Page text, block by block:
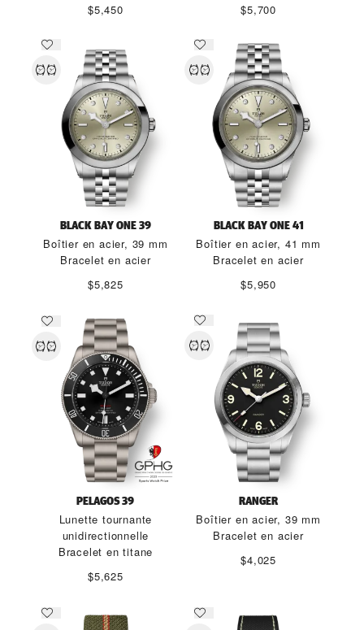
$5,450
$5,700
BLACK BAY ONE 39
Boîtier en acier, 39 mm
Bracelet en acier
$5,825
BLACK BAY ONE 41
Boîtier en acier, 41 mm
Bracelet en acier
$5,950
PELAGOS 39
Lunette tournante
unidirectionnelle
Bracelet en titane
$5,625
RANGER
Boîtier en acier, 39 mm
Bracelet en acier
$4,025